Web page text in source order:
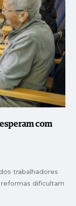
com
trabalhadores
dificultam